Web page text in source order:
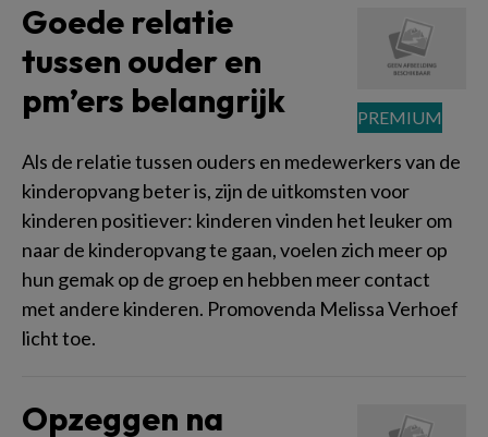
Goede relatie
tussen ouder en
pm’ers belangrijk
Als de relatie tussen ouders en medewerkers van de
kinderopvang beter is, zijn de uitkomsten voor
kinderen positiever: kinderen vinden het leuker om
naar de kinderopvang te gaan, voelen zich meer op
hun gemak op de groep en hebben meer contact
met andere kinderen. Promovenda Melissa Verhoef
licht toe.
Opzeggen na